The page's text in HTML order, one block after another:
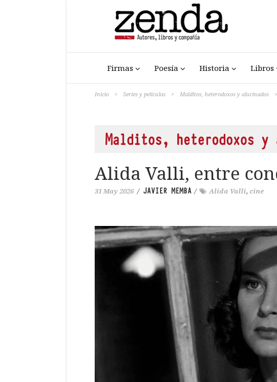
Firmas Poesía Historia Libros
Inicio > Series y películas > Malditos, heterodoxos y alucinados >
Malditos, heterodoxos y
Alida Valli, entre
31 May 2026 / JAVIER MEMBA / Alida Valli, cine